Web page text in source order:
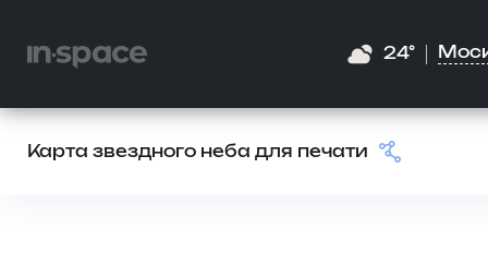
24°
Карта звездного неба для печати